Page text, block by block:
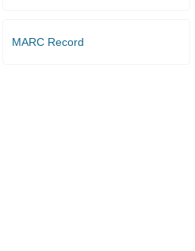
MARC Record